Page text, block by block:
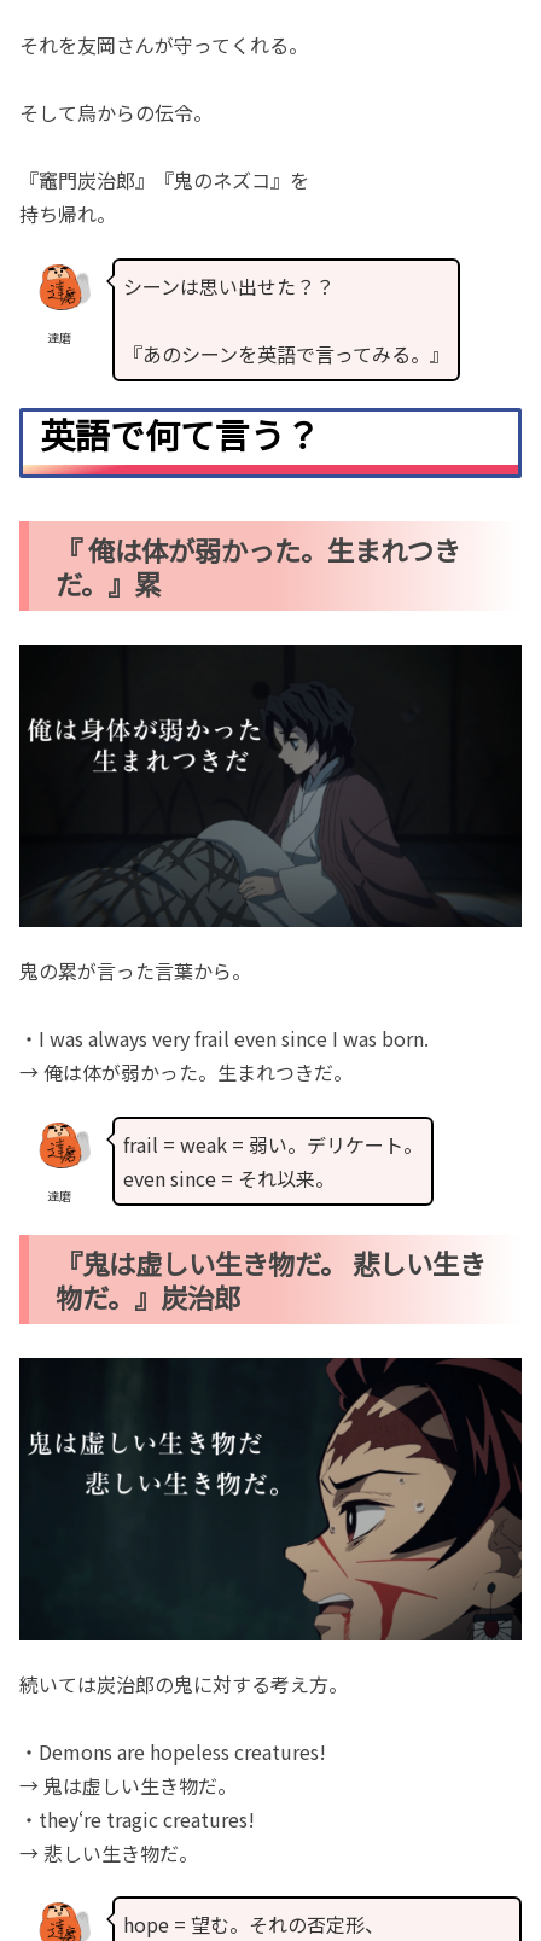
それを友岡さんが守ってくれる。
そして烏からの伝令。
『竈門炭治郎』『鬼のネズコ』を
持ち帰れ。
達磨
シーンは思い出せた？？
『あのシーンを英語で言ってみる。』
英語で何て言う？
『 俺は体が弱かった。生まれつき
だ。』累
鬼の累が言った言葉から。
・I was always very frail even since I was born.
→ 俺は体が弱かった。生まれつきだ。
達磨
frail = weak = 弱い。デリケート。
even since = それ以来。
『鬼は虚しい生き物だ。 悲しい生き
物だ。』炭治郎
続いては炭治郎の鬼に対する考え方。
・Demons are hopeless creatures!
→ 鬼は虚しい生き物だ。
・they‘re tragic creatures!
→ 悲しい生き物だ。
hope = 望む。それの否定形、